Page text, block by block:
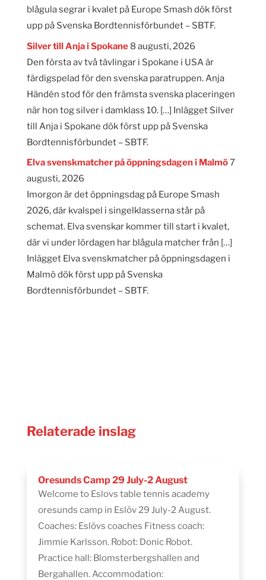
blågula segrar i kvalet på Europe Smash dök först
upp på Svenska Bordtennisförbundet – SBTF.
Silver till Anja i Spokane 8 augusti, 2026
Den första av två tävlingar i Spokane i USA är
färdigspelad för den svenska paratruppen. Anja
Händén stod för den främsta svenska placeringen
när hon tog silver i damklass 10. […] Inlägget Silver
till Anja i Spokane dök först upp på Svenska
Bordtennisförbundet – SBTF.
Elva svenskmatcher på öppningsdagen i Malmö7
augusti, 2026
Imorgon är det öppningsdag på Europe Smash
2026, där kvalspel i singelklasserna står på
schemat. Elva svenskar kommer till start i kvalet,
där vi under lördagen har blågula matcher från […]
Inlägget Elva svenskmatcher på öppningsdagen i
Malmö dök först upp på Svenska
Bordtennisförbundet – SBTF.
Relaterade inslag
Oresunds Camp 29 July-2 August
Welcome to Eslovs table tennis academy
oresunds camp in Eslöv 29 July-2 August.
Coaches: Eslövs coaches Fitness coach:
Jimmie Karlsson. Robot: Donic Robot.
Practice hall: Blomsterbergshallen and
Bergahallen. Accommodation: